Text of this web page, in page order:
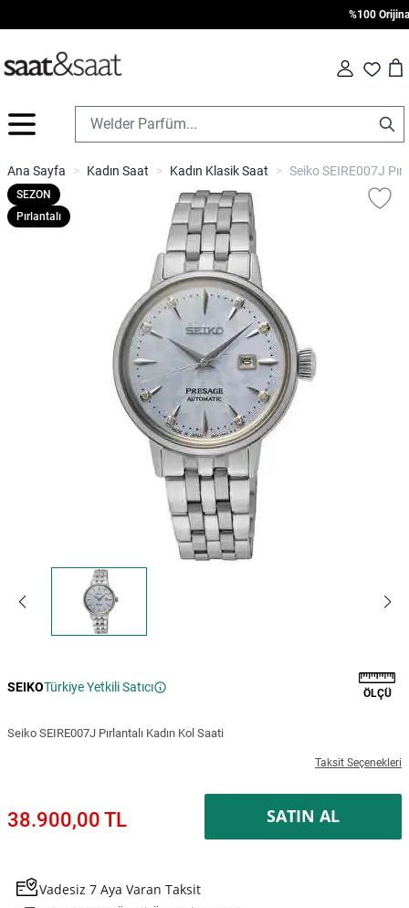
%100 Orijinal
Fav Cart
İçeriğe geç
Ana Sayfa > Kadın Saat > Kadın Klasik Saat > Seiko SEIRE007J
SEZON
Pırlantalı
SEIKOTürkiye Yetkili Satıcı ÖLÇÜ
Seiko SEIRE007J Pırlantalı Kadın Kol Saati
Taksit Seçenekleri
38.900,00 TL SATIN AL
Vadesiz 7 Aya Varan Taksit